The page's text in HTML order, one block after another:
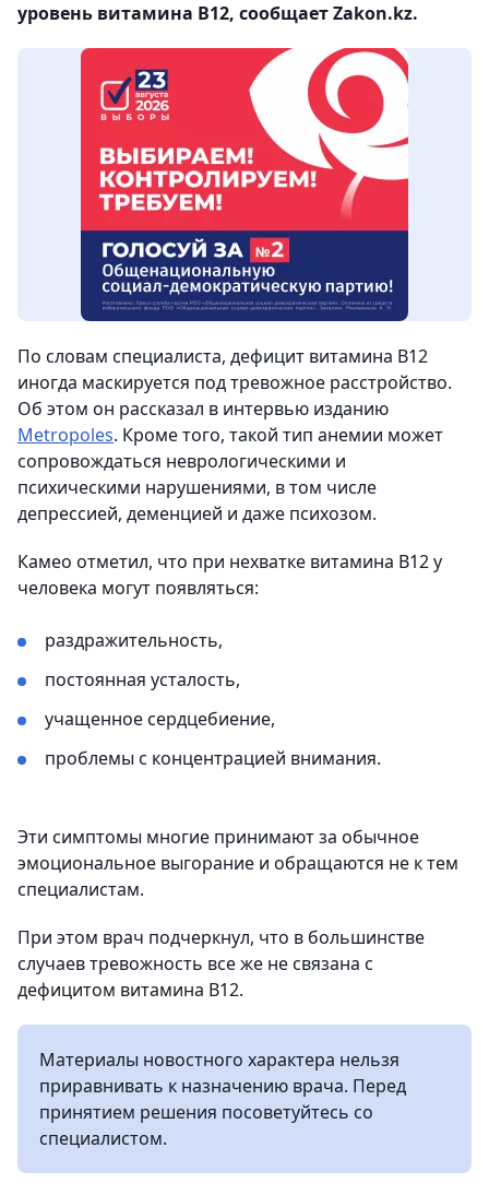
уровень витамина B12, сообщает Zakon.kz.
По словам специалиста, дефицит витамина B12
иногда маскируется под тревожное расстройство.
Об этом он рассказал в интервью изданию
Metropoles. Кроме того, такой тип анемии может
сопровождаться неврологическими и
психическими нарушениями, в том числе
депрессией, деменцией и даже психозом.
Камео отметил, что при нехватке витамина B12 у
человека могут появляться:
раздражительность,
постоянная усталость,
учащенное сердцебиение,
проблемы с концентрацией внимания.
Эти симптомы многие принимают за обычное
эмоциональное выгорание и обращаются не к тем
специалистам.
При этом врач подчеркнул, что в большинстве
случаев тревожность все же не связана с
дефицитом витамина B12.
Материалы новостного характера нельзя
приравнивать к назначению врача. Перед
принятием решения посоветуйтесь со
специалистом.